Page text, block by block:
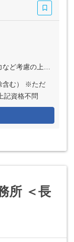
ネジャーの場合、管理監督者採用のため残業代支給なし
含む） ※ただ
記資格不問
所 ＜長